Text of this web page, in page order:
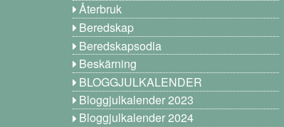
Återbruk
Beredskap
Beredskapsodla
Beskärning
BLOGGJULKALENDER
Bloggjulkalender 2023
Bloggjulkalender 2024